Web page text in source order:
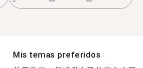
Mis temas preferidos